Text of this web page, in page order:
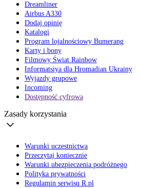
Dreamliner
Airbus A330
Dodaj opinię
Katalogi
Program lojalnościowy Bumerang
Karty i bony
Filmowy Świat Rainbow
Informatsiya dla Hromadian Ukrainy
Wyjazdy grupowe
Incoming
Dostępność cyfrowa
Zasady korzystania
Warunki uczestnictwa
Przeczytaj koniecznie
Warunki ubezpieczenia podróżnego
Polityka prywatności
Regulamin serwisu R.pl